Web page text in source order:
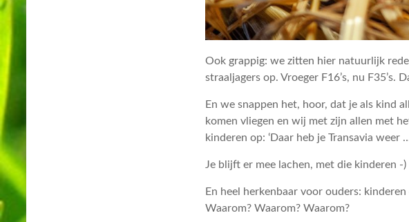
Ook grappig: we zitten hier natuurlijk
straaljagers op. Vroeger F16’s, nu F35’s.
En we snappen het, hoor, dat je als kind
komen vliegen en wij met zijn allen met
kinderen op: ‘Daar heb je Transavia weer
Je blijft er mee lachen, met die kinderen -)
En heel herkenbaar voor ouders:
Waarom? Waarom? Waarom?